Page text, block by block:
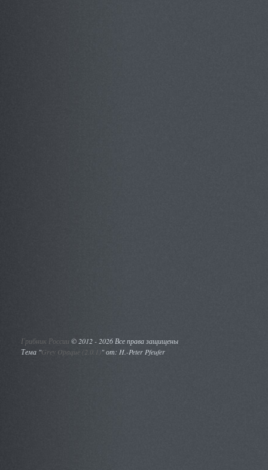
Грибник России ©2012 - 2026 Все права защищены
Тема "Grey Opaque (2.0.1)" от: H.-Peter Pfeufer